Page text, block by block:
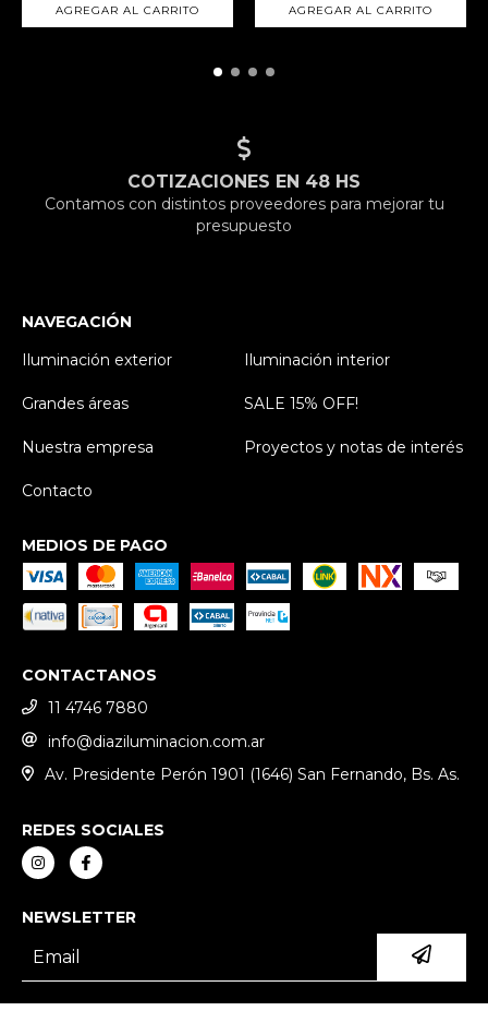
COTIZACIONES EN 48 HS
Contamos con distintos proveedores para mejorar tu
presupuesto
NAVEGACIÓN
Iluminación exterior
Iluminación interior
Grandes áreas SALE 15% OFF!
Nuestra empresa Proyectos y notas de interés
Contacto
MEDIOS DE PAGO
CONTACTANOS
11 4746 7880
info@diaziluminacion.com.ar
Av. Presidente Perón 1901 (1646) San Fernando, Bs. As.
REDES SOCIALES
NEWSLETTER